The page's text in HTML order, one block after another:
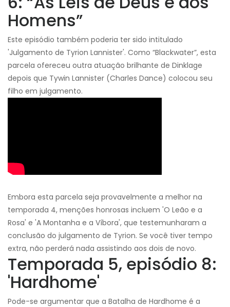
Homens”
Este episódio também poderia ter sido intitulado
'Julgamento de Tyrion Lannister'. Como “Blackwater”, esta
parcela ofereceu outra atuação brilhante de Dinklage
depois que Tywin Lannister (Charles Dance) colocou seu
filho em julgamento.
Embora esta parcela seja provavelmente a melhor na
temporada 4, menções honrosas incluem 'O Leão e a
Rosa' e 'A Montanha e a Víbora', que testemunharam a
conclusão do julgamento de Tyrion. Se você tiver tempo
extra, não perderá nada assistindo aos dois de novo.
Temporada 5, episódio 8:
'Hardhome'
Pode-se argumentar que a Batalha de Hardhome é a